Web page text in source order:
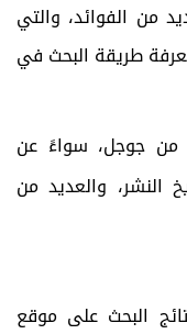
من الفوائد، والتي
طريقة البحث في
من جوجل، سواءً عن
النشر، والعديد من
البحث على موقع